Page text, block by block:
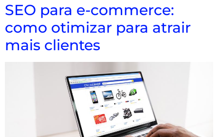
SEO para e-commerce:
como otimizar para atrair
mais clientes